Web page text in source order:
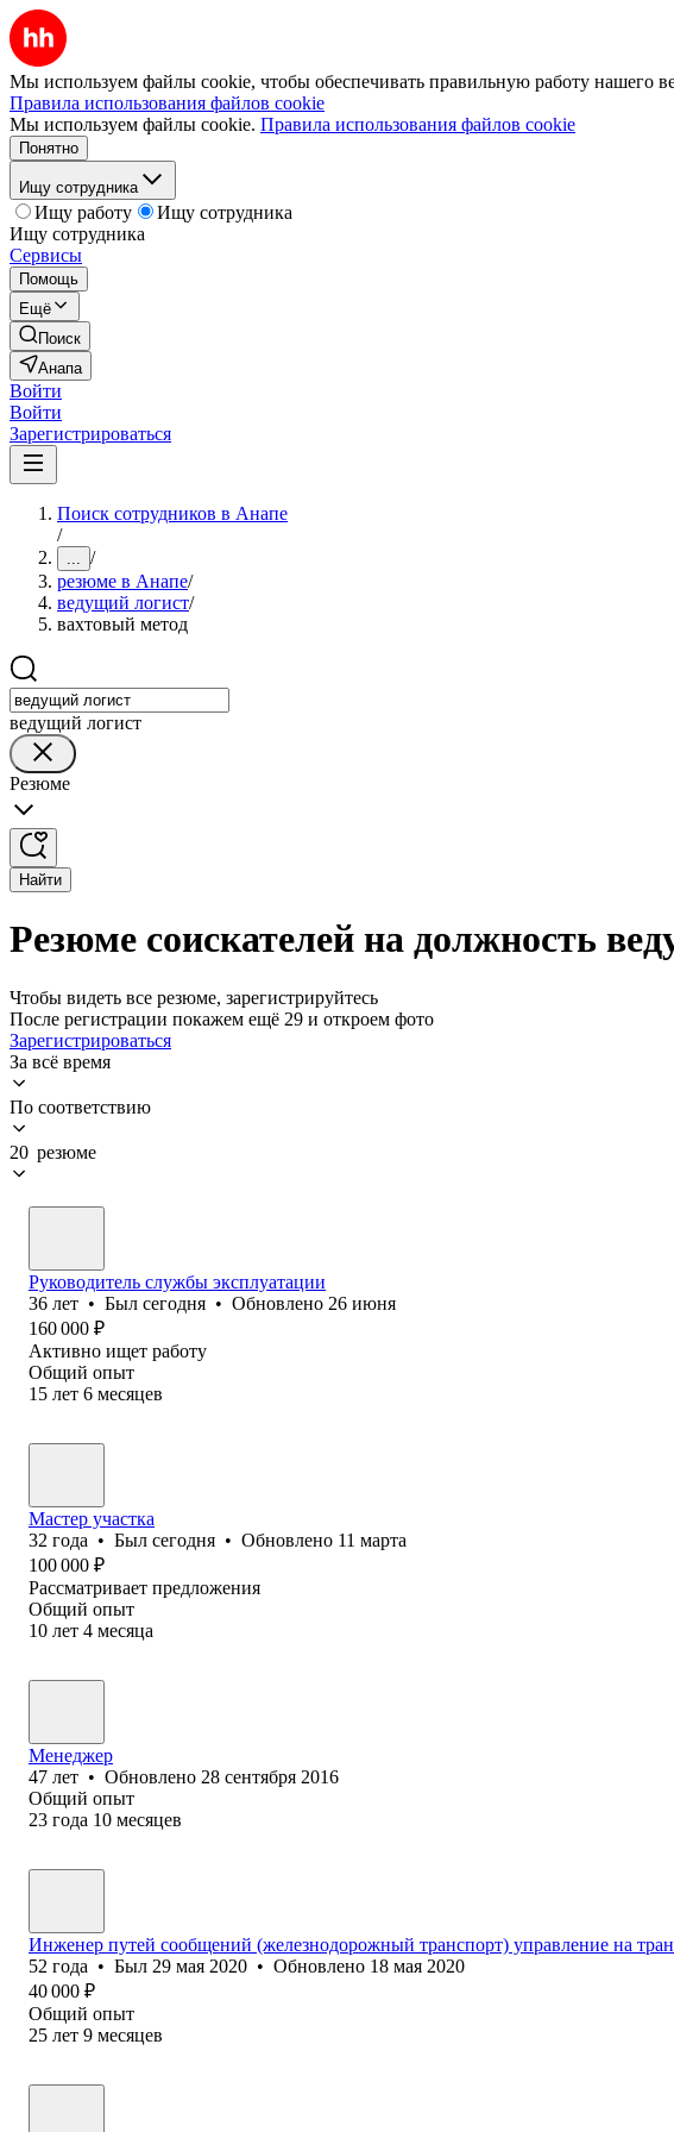
Мы используем файлы cookie, чтобы обеспечивать правильную работу нашего
Правила использования файлов cookie
Мы используем файлы cookie. Правила использования файлов cookie
Понятно
Ищу сотрудника
Ищу работу
Ищу сотрудника
Ищу сотрудника
Сервисы
Помощь
Ещё
Поиск
Анапа
Войти
Войти
Зарегистрироваться
Поиск сотрудников в Анапе
/
... /
резюме в Анапе/
ведущий логист/
вахтовый метод
ведущий логист
Резюме
Найти
Резюме соискателей на должность
Чтобы видеть все резюме, зарегистрируйтесь
После регистрации покажем ещё 29 и откроем фото
Зарегистрироваться
За всё время
По соответствию
20 резюме
Руководитель службы эксплуатации
36 лет • Был сегодня • Обновлено 26 июня
160 000 ₽
Активно ищет работу
Общий опыт
15 лет 6 месяцев
Мастер участка
32 года • Был сегодня • Обновлено 11 марта
100 000 ₽
Рассматривает предложения
Общий опыт
10 лет 4 месяца
Менеджер
47 лет • Обновлено 28 сентября 2016
Общий опыт
23 года 10 месяцев
Инженер путей сообщений (железнодорожный транспорт) управление на
52 года • Был 29 мая 2020 • Обновлено 18 мая 2020
40 000 ₽
Общий опыт
25 лет 9 месяцев